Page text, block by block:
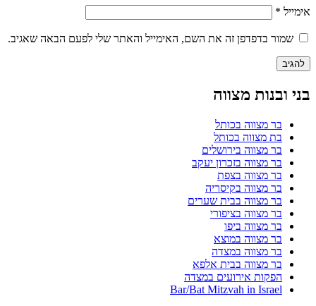
אימייל *
שמור בדפדפן זה את השם, האימייל והאתר שלי לפעם הבאה שאגיב.
בני ובנות מצווה
בר מצווה בכותל
בת מצווה בכותל
בר מצווה בירושלים
בר מצווה בזכרון יעקב
בר מצווה בצפת
בר מצווה בקיסריה
בר מצווה בבית שערים
בר מצווה בציפורי
בר מצווה ביפו
בר מצווה במוצא
בר מצווה במצדה
בר מצווה בבית אלפא
הפקות אירועים במצדה
Bar/Bat Mitzvah in Israel